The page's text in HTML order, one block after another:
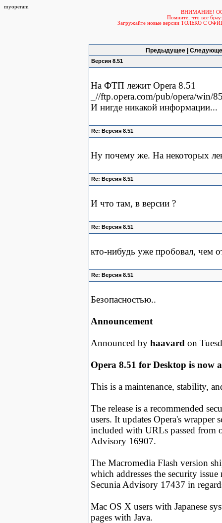
myoperam
ВНИМАНИЕ!
Помните, что все
Загружайте новые версии ТОЛЬКО С
Предыдущее |
Версия 8.51
На ФТП лежит Opera 8.51
_//ftp.opera.com/pub/opera/win/
И нигде никакой информации...
Re: Версия 8.51
Ну почему же. На некоторых
Re: Версия 8.51
И что там, в версии ?
Re: Версия 8.51
кто-нибудь уже пробовал, чем
Re: Версия 8.51
Безопасностью..
Announcement
Announced by haavard on
Opera 8.51 for Desktop is now
This is a maintenance, stability,
The release is a recommended
users. It updates Opera's wrapper
included with URLs passed from
Advisory 16907.
The Macromedia Flash version
which addresses the security
Secunia Advisory 17437 in
Mac OS X users with Japanese
pages with Java.